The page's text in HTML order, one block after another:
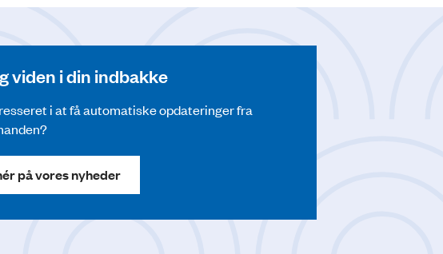
viden i din indbakke
i at få automatiske opdateringer fra
på vores nyheder